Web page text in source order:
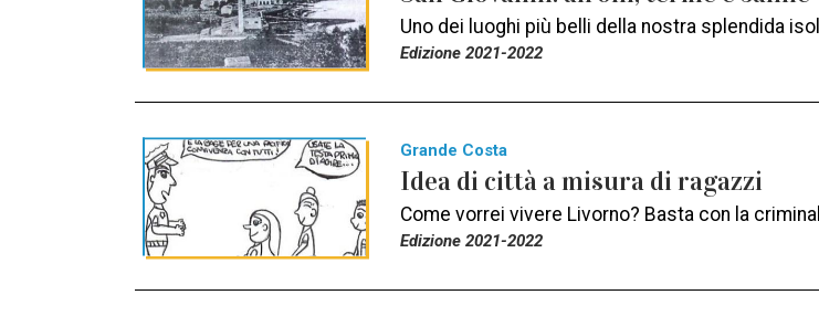
Uno dei luoghi più belli della nostra splendida
Edizione 2021-2022
Grande Costa
Idea di città a misura di ragazzi
Come vorrei vivere Livorno? Basta con la
Edizione 2021-2022